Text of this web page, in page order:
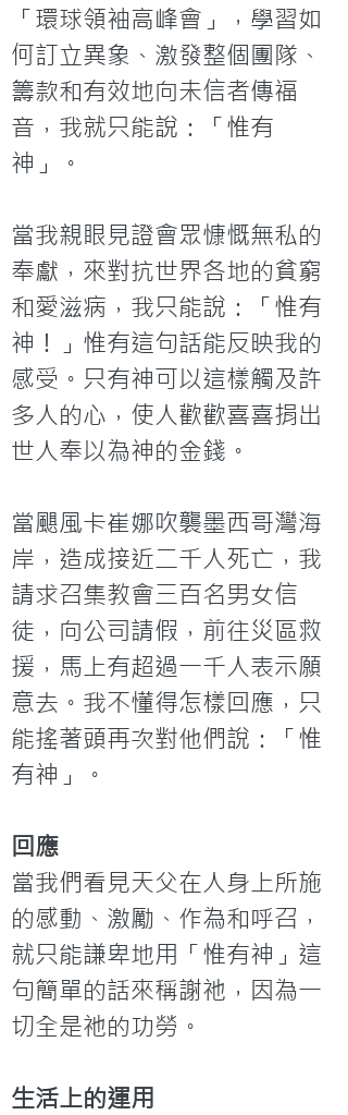
「環球領袖高峰會」，學習如
何訂立異象、激發整個團隊、
籌款和有效地向未信者傳福
音，我就只能說：「惟有
神」。
當我親眼見證會眾慷慨無私的
奉獻，來對抗世界各地的貧窮
和愛滋病，我只能說：「惟有
神！」惟有這句話能反映我的
感受。只有神可以這樣觸及許
多人的心，使人歡歡喜喜捐出
世人奉以為神的金錢。
當颶風卡崔娜吹襲墨西哥灣海
岸，造成接近二千人死亡，我
請求召集教會三百名男女信
徒，向公司請假，前往災區救
援，馬上有超過一千人表示願
意去。我不懂得怎樣回應，只
能搖著頭再次對他們說：「惟
有神」。
回應
當我們看見天父在人身上所施
的感動、激勵、作為和呼召，
就只能謙卑地用「惟有神」這
句簡單的話來稱謝祂，因為一
切全是祂的功勞。
生活上的運用